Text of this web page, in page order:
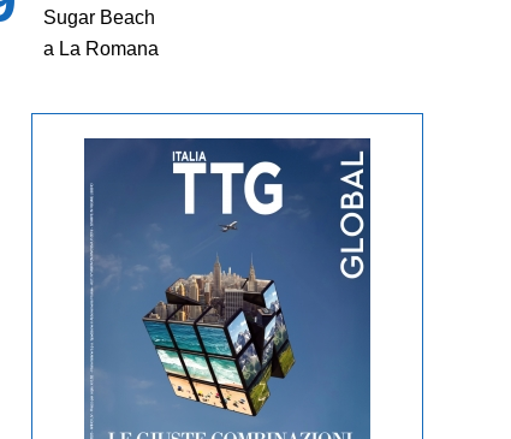
Sugar Beach
a La Romana